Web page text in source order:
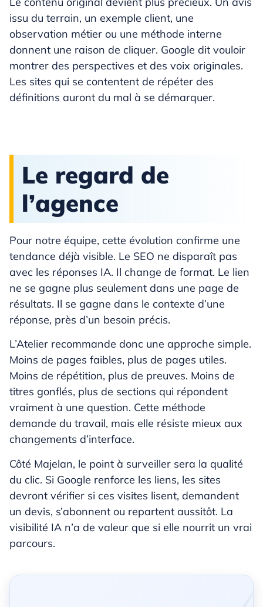
issu du terrain, un exemple client, une
observation métier ou une méthode interne
donnent une raison de cliquer. Google dit vouloir
montrer des perspectives et des voix originales.
Les sites qui se contentent de répéter des
définitions auront du mal à se démarquer.
Le regard de
l’agence
Pour notre équipe, cette évolution confirme une
tendance déjà visible. Le SEO ne disparaît pas
avec les réponses IA. Il change de format. Le lien
ne se gagne plus seulement dans une page de
résultats. Il se gagne dans le contexte d’une
réponse, près d’un besoin précis.
L’Atelier recommande donc une approche simple.
Moins de pages faibles, plus de pages utiles.
Moins de répétition, plus de preuves. Moins de
titres gonflés, plus de sections qui répondent
vraiment à une question. Cette méthode
demande du travail, mais elle résiste mieux aux
changements d’interface.
Côté Majelan, le point à surveiller sera la qualité
du clic. Si Google renforce les liens, les sites
devront vérifier si ces visites lisent, demandent
un devis, s’abonnent ou repartent aussitôt. La
visibilité IA n’a de valeur que si elle nourrit un vrai
parcours.